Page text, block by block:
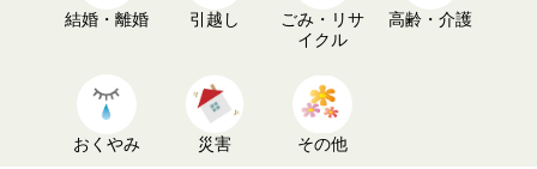
結婚・離婚 引越し
ごみ・リサ
イクル
高齢・介護
おくやみ 災害 その他